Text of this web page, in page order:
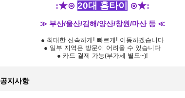
:★⊙ 20대 홈타이 ⊙★:
≫ 부산/울산/김해/양산/창원/마산 등 ≪
● 최대한 신속하게! 빠르게! 이동하겠습니다
● 일부 지역은 방문이 어려울 수 있습니다
● 카드 결제 가능(부가세 별도~)​!
공지사항